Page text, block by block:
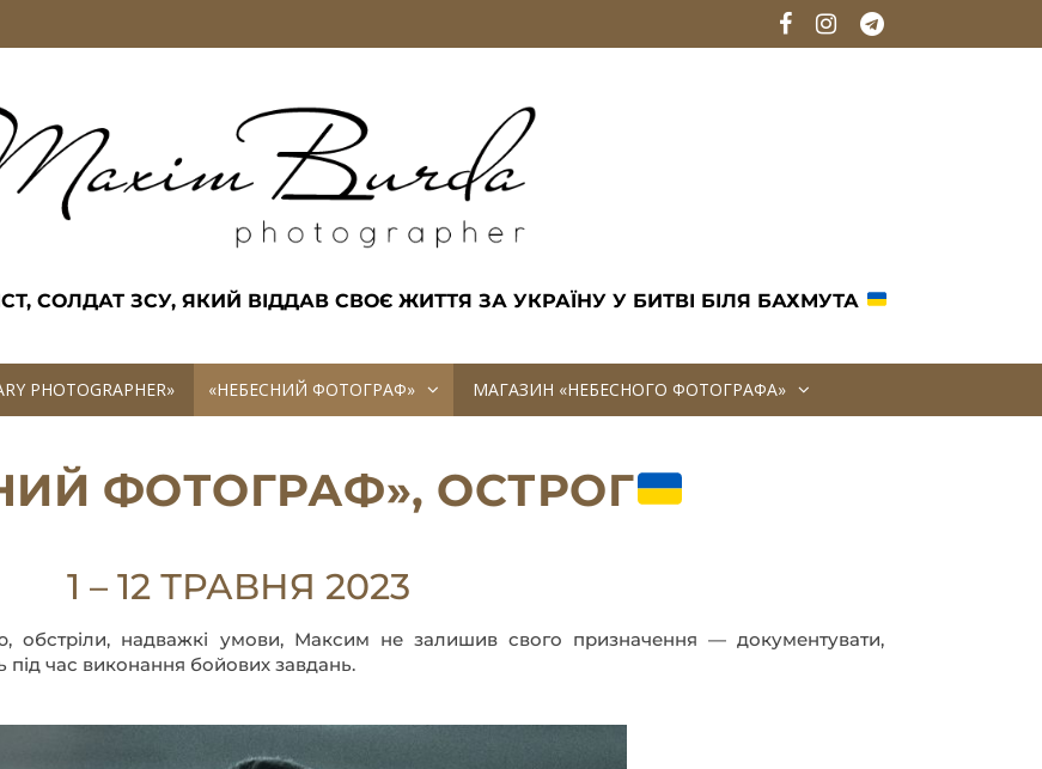
СОЛДАТ ЗСУ, ЯКИЙ ВІДДАВ СВОЄ ЖИТТЯ ЗА УКРАЇНУ У БИТВІ БІЛЯ БАХМУТА
PHOTOGRAPHER» «НЕБЕСНИЙ ФОТОГРАФ» МАГАЗИН «НЕБЕСНОГО ФОТОГРАФА»
ФОТОГРАФ», ОСТРОГ
1 – 12 ТРАВНЯ 2023
під час виконання бойових завдань.